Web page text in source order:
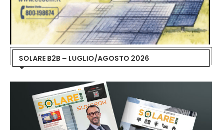
SOLARE B2B – LUGLIO/AGOSTO 2026